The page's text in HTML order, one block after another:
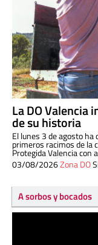
La DO Valencia
de su historia
El lunes 3 de agosto ha
primeros racimos de la
Protegida Valencia con
03/08/2026Zona DO
A sorbos y bocados